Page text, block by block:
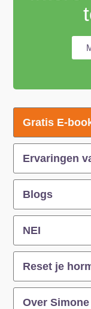
Gratis E-
Ervaringen
Blogs
NEI
Reset je
Over Simone